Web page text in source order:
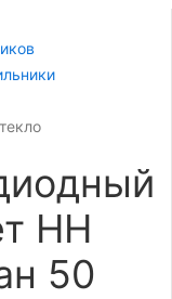
Свет НН ССдУ 01
НН
50